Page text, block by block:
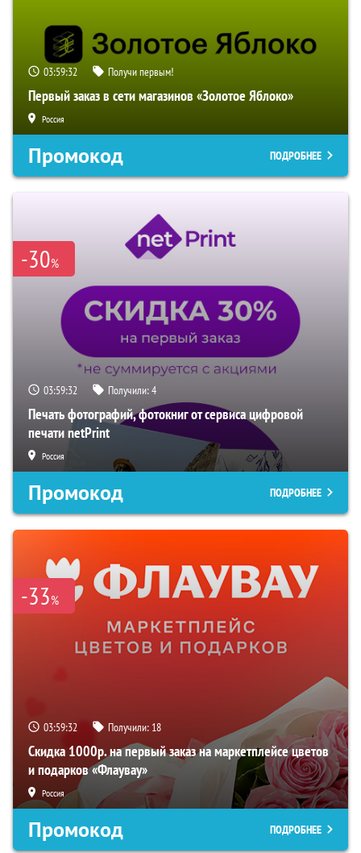
03:59:31 Получи первым!
Первый заказ в сети магазинов «Золотое Яблоко»
Россия
Промокод ПОДРОБНЕЕ
-30%
03:59:31 Получили:4
Печать фотографий, фотокниг от сервиса цифровой
печати netPrint
Россия
Промокод ПОДРОБНЕЕ
-33%
03:59:31 Получили: 18
Скидка 1000р. на первый заказ на маркетплейсе цветов
и подарков «Флаувау»
Россия
Промокод ПОДРОБНЕЕ